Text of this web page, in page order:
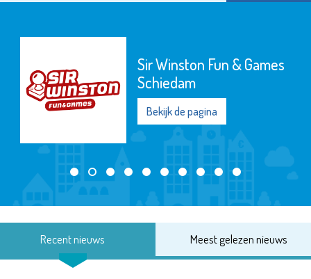
Poppodium De
Kroepoekfabriek
Bekijk de pagina
Recent nieuws Meest gelezen nieuws